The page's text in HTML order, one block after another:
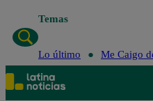
Temas
Lo último Me Caigo